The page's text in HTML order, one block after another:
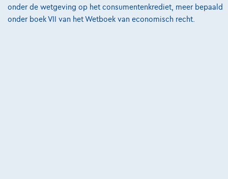
3900 Pelt, Premium Car Company
onder de wetgeving op het consumentenkrediet, meer bepaald
onder boek VII van het Wetboek van economisch recht.